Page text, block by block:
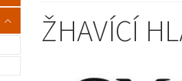
ŽHAVÍCÍ